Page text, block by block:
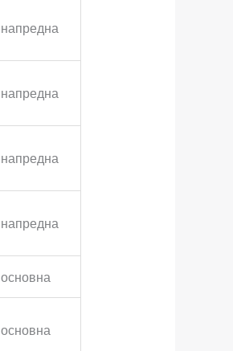
напредна
напредна
напредна
напредна
основна
основна